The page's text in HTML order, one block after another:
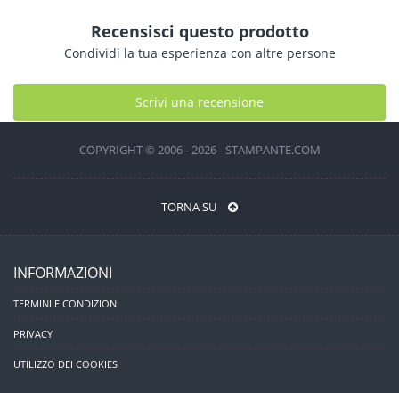
Recensisci questo prodotto
Condividi la tua esperienza con altre persone
Scrivi una recensione
COPYRIGHT © 2006 - 2026 - STAMPANTE.COM
TORNA SU
INFORMAZIONI
TERMINI E CONDIZIONI
PRIVACY
UTILIZZO DEI COOKIES